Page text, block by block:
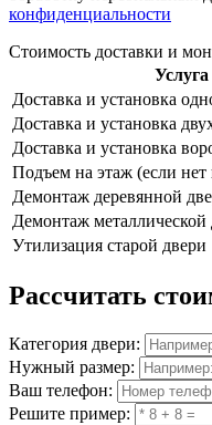
конфиденциальности
Стоимость доставки и
Услуга
Доставка и установка
Доставка и установка
Доставка и установка
Подъем на этаж (если нет
Демонтаж деревянной
Демонтаж металлической
Утилизация старой двери
Рассчитать
Категория двери:
Нужный размер:
Ваш телефон:
Решите пример: